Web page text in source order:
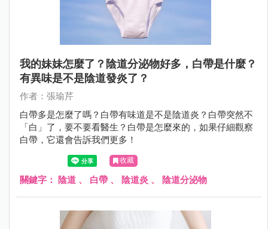
我的妹妹怎麼了？陰道分泌物好多，白帶是什麼？
有異味是不是陰道發炎了？
作者：張瑜芹
白帶多是怎麼了嗎？白帶有味道是不是陰道炎？白帶突然不
「白」了，要不要看醫生？白帶是怎麼來的，如果仔細觀察
白帶，它還會告訴我們更多！
收藏
關鍵字： 陰道 、 白帶 、 陰道炎 、 陰道分泌物